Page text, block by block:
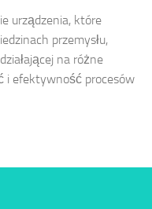
urządzenia, które
przemysłu,
na różne
i efektywność procesów